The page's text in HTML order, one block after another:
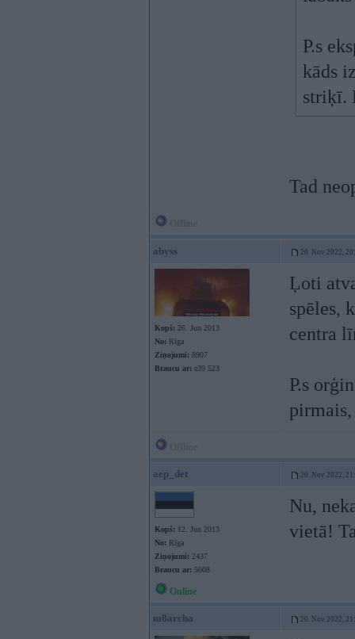
P.s
kāds
striķī.
Tad
abyss 20. Nov 2022,
Kopš: 26. Jun 2013
No: Rīga
Ziņojumi: 8907
Braucu ar: e39 523
Ļoti
spēles,
centra
P.s
aep_det 20. Nov 2022,
Kopš: 12. Jun 2013
No: Rīga
Ziņojumi: 2437
Braucu ar: 5008
Nu,
vietā!
Online
m8archa 20. Nov 2022,